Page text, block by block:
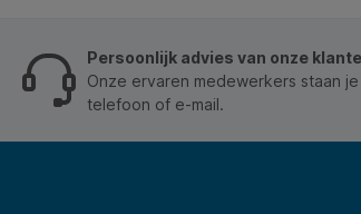
Persoonlijk advies van onze
Onze ervaren medewerkers staan
telefoon of e-mail.